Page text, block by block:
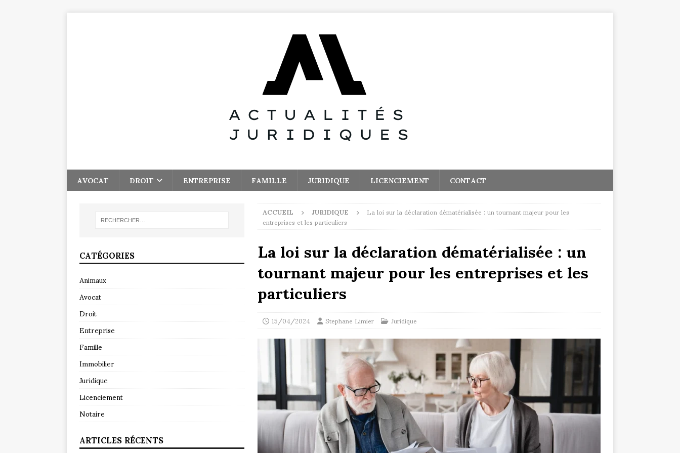
AVOCAT DROIT ENTREPRISE FAMILLE JURIDIQUE LICENCIEMENT CONTACT
ACCUEIL JURIDIQUE La loi sur la déclaration dématérialisée : un tournant majeur pour les
entreprises et les particuliers
La loi sur la déclaration dématérialisée : un
tournant majeur pour les entreprises et les
particuliers
15/04/2024 Stephane Limier Juridique
CATÉGORIES
Animaux
Avocat
Droit
Entreprise
Famille
Immobilier
Juridique
Licenciement
Notaire
ARTICLES RÉCENTS